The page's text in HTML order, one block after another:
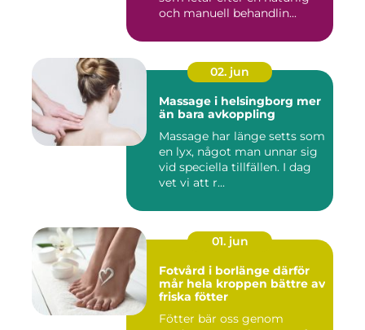
och manuell behandlin...
02. jun
Massage i helsingborg mer
än bara avkoppling
Massage har länge setts som
en lyx, något man unnar sig
vid speciella tillfällen. I dag
vet vi att r...
01. jun
Fotvård i borlänge därför
mår hela kroppen bättre av
friska fötter
Fötter bär oss genom